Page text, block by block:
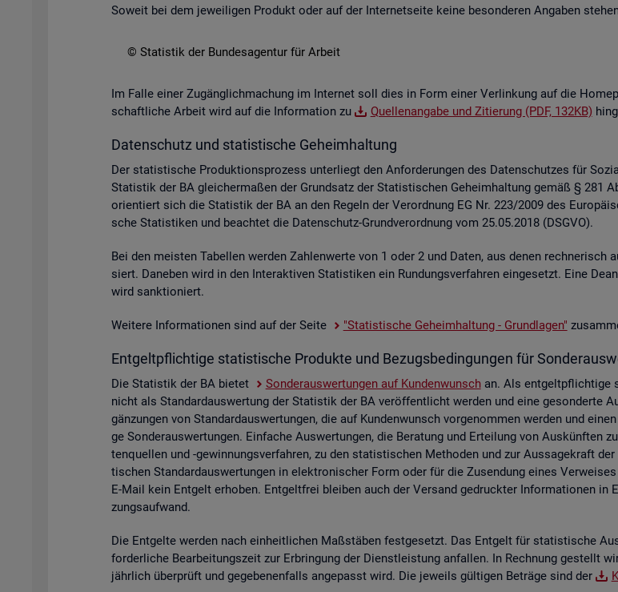
So­weit bei dem je­wei­li­gen Pro­dukt oder auf der In­ter­net­sei­te keine be­son­de­ren An­ga­ben
© Sta­tis­tik der Bun­des­agen­tur für Ar­beit
Im Falle einer Zu­gäng­lich­ma­chung im In­ter­net soll dies in Form einer Ver­lin­kung auf die
schaft­li­che Ar­beit wird auf die In­for­ma­ti­on zu
Quel­len­an­ga­be und Zi­tie­rung (PDF, 132KB)
Da­ten­schutz und sta­tis­ti­sche Ge­heim­hal­tung
Der sta­tis­ti­sche Pro­duk­ti­ons­pro­zess un­ter­liegt den An­for­de­run­gen des Da­ten­schut­zes für
Sta­tis­tik der BA glei­cher­ma­ßen der Grund­satz der Sta­tis­ti­schen Ge­heim­hal­tung gemäß § 281
ori­en­tiert sich die Sta­tis­tik der BA an den Re­geln der Ver­ord­nung EG Nr. 223/2009 des
sche Sta­tis­ti­ken und be­ach­tet die Da­ten­schutz-Grund­ver­ord­nung vom 25.05.2018 (DSGVO).
Bei den meis­ten Ta­bel­len wer­den Zah­len­wer­te von 1 oder 2 und Daten, aus denen
siert. Da­ne­ben wird in den In­ter­ak­ti­ven Sta­tis­ti­ken ein Run­dungs­ver­fah­ren ein­ge­setzt. Eine
wird sank­tio­niert.
Wei­te­re In­for­ma­tio­nen sind auf der Seite "Sta­tis­ti­sche Ge­heim­hal­tung - Grund­la­gen"
Ent­gelt­pflich­ti­ge sta­tis­ti­sche Pro­duk­te und Be­zugs­be­din­gun­gen für
Die Sta­tis­tik der BA bie­tet Son­der­aus­wer­tun­gen auf Kun­den­wunschan. Als ent­gelt­pflich­ti­ge
nicht als Stan­dard­aus­wer­tung der Sta­tis­tik der BA ver­öf­fent­licht wer­den und eine ge­son­der­te
gän­zun­gen von Stan­dard­aus­wer­tun­gen, die auf Kun­den­wunsch vor­ge­nom­men wer­den und
ge Son­der­aus­wer­tun­gen. Ein­fa­che Aus­wer­tun­gen, die Be­ra­tung und Er­tei­lung von Aus­künf­ten
ten­quel­len und -ge­win­nungs­ver­fah­ren, zu den sta­tis­ti­schen Me­tho­den und zur Aus­sa­ge­kraft
ti­schen Stan­dard­aus­wer­tun­gen in elek­tro­ni­scher Form oder für die Zu­sen­dung eines
E-Mail kein Ent­gelt er­ho­ben. Ent­gelt­frei blei­ben auch der Ver­sand ge­druck­ter In­for­ma­tio­nen
zungs­auf­wand.
Die Ent­gel­te wer­den nach ein­heit­li­chen Maß­stä­ben fest­ge­setzt. Das Ent­gelt für sta­tis­ti­sche
for­der­li­che Be­ar­bei­tungs­zeit zur Er­brin­gung der Dienst­leis­tung an­fal­len. In Rech­nung ge­stellt
jähr­lich über­prüft und ge­ge­be­nen­falls an­ge­passt wird. Die je­weils gül­ti­gen Be­trä­ge sind der